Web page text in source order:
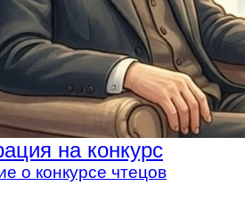
на конкурс
о конкурсе чтецов